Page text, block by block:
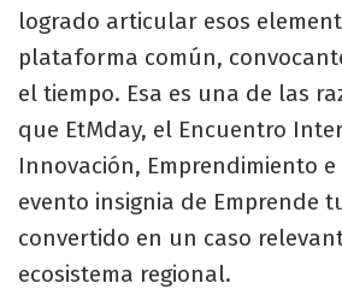
logrado articular esos
plataforma común,
el tiempo. Esa es una de las
que EtMday, el Encuentro
Innovación, Emprendimiento
evento insignia de Emprende
convertido en un caso
ecosistema regional.